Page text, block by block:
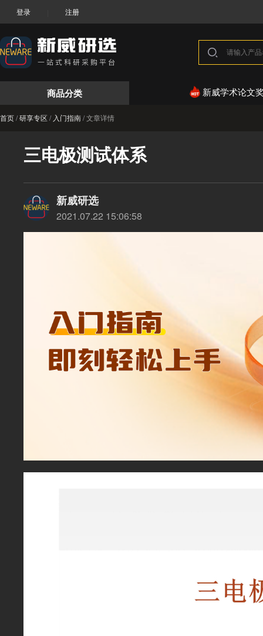
登录 注册
商品分类 新威学术论文
首页/研享专区/ 入门指南/文章详情
三电极测试体系
新威研选
2021.07.22 15:06:58